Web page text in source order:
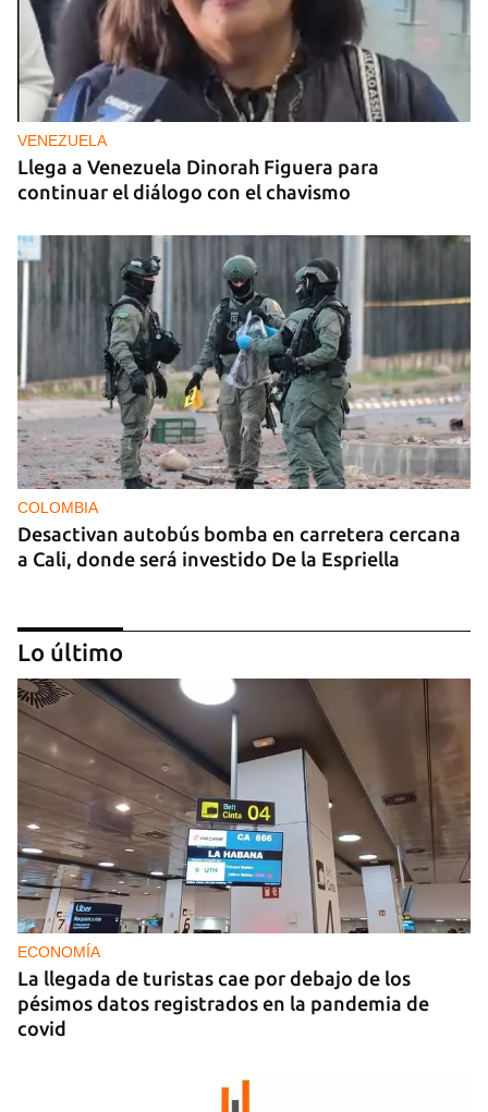
VENEZUELA
Llega a Venezuela Dinorah Figuera para
continuar el diálogo con el chavismo
COLOMBIA
Desactivan autobús bomba en carretera cercana
a Cali, donde será investido De la Espriella
MIAMI
La hija de un diplomático castrista expulsado de
EE UU en 2003 está bajo custodia del ICE
Lo último
ECONOMÍA
La llegada de turistas cae por debajo de los
pésimos datos registrados en la pandemia de
covid